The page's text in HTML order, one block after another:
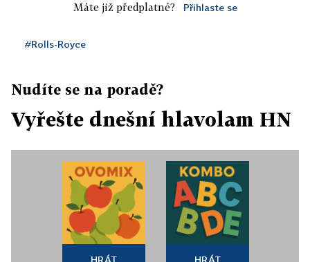
Máte již předplatné? Přihlaste se
#Rolls-Royce
Nudíte se na poradě?
Vyřešte dnešní hlavolam HN
HRÁT HRÁT